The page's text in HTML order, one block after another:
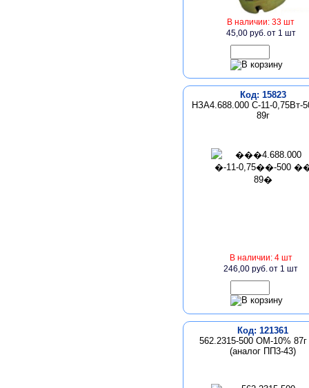
В наличии: 33 шт
45,00 руб.от 1 шт
Код: 15823
НЗА4.688.000 С-11-0,75Вт-
89г
В наличии: 4 шт
246,00 руб.от 1 шт
Код: 121361
562.2315-500 ОМ-10% 87г
(аналог ПП3-43)